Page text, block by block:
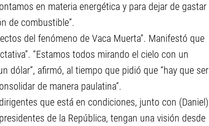
en materia energética y para dejar de gastar
de combustible”.
del fenómeno de Vaca Muerta”. Manifestó que
“Estamos todos mirando el cielo con un
dólar”, afirmó, al tiempo que pidió que “hay que ser
de manera paulatina”.
que está en condiciones, junto con (Daniel)
de la República, tengan una visión desde